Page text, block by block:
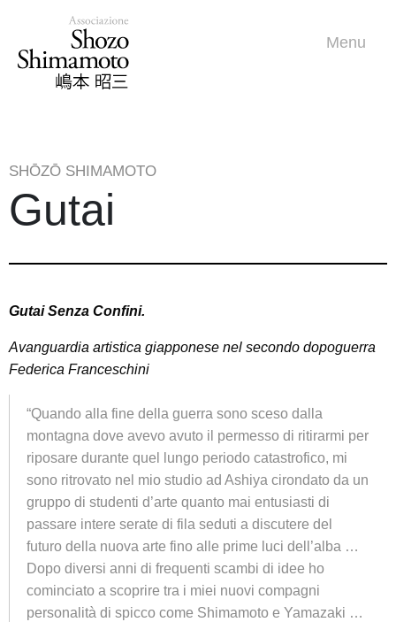
Menu
SHŌZŌ SHIMAMOTO
Gutai
Gutai Senza Confini.
Avanguardia artistica giapponese nel secondo dopoguerra
Federica Franceschini
“Quando alla fine della guerra sono sceso dalla
montagna dove avevo avuto il permesso di ritirarmi per
riposare durante quel lungo periodo catastrofico, mi
sono ritrovato nel mio studio ad Ashiya cirondato da un
gruppo di studenti d’arte quanto mai entusiasti di
passare intere serate di fila seduti a discutere del
futuro della nuova arte fino alle prime luci dell’alba …
Dopo diversi anni di frequenti scambi di idee ho
cominciato a scoprire tra i miei nuovi compagni
personalità di spicco come Shimamoto e Yamazaki …